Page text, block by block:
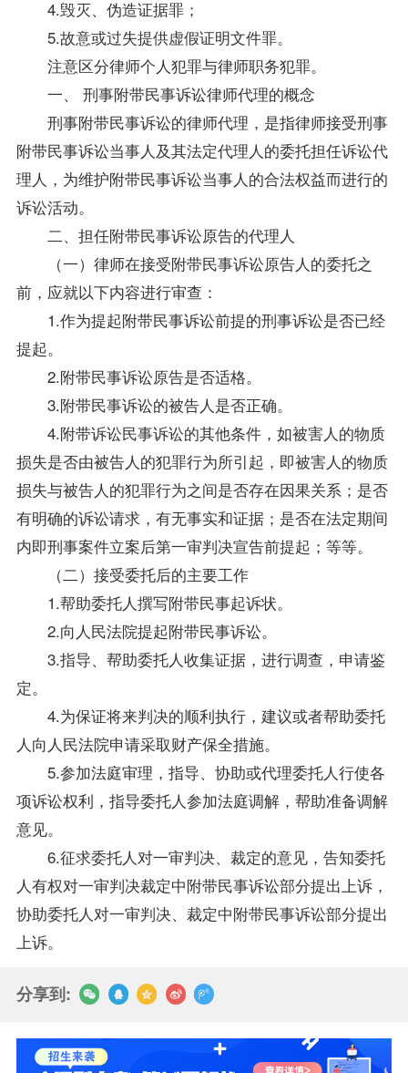
4.毁灭、伪造证据罪；
5.故意或过失提供虚假证明文件罪。
注意区分律师个人犯罪与律师职务犯罪。
一、 刑事附带民事诉讼律师代理的概念
刑事附带民事诉讼的律师代理，是指律师接受刑事
附带民事诉讼当事人及其法定代理人的委托担任诉讼代
理人，为维护附带民事诉讼当事人的合法权益而进行的
诉讼活动。
二、担任附带民事诉讼原告的代理人
（一）律师在接受附带民事诉讼原告人的委托之
前，应就以下内容进行审查：
1.作为提起附带民事诉讼前提的刑事诉讼是否已经
提起。
2.附带民事诉讼原告是否适格。
3.附带民事诉讼的被告人是否正确。
4.附带诉讼民事诉讼的其他条件，如被害人的物质
损失是否由被告人的犯罪行为所引起，即被害人的物质
损失与被告人的犯罪行为之间是否存在因果关系；是否
有明确的诉讼请求，有无事实和证据；是否在法定期间
内即刑事案件立案后第一审判决宣告前提起；等等。
（二）接受委托后的主要工作
1.帮助委托人撰写附带民事起诉状。
2.向人民法院提起附带民事诉讼。
3.指导、帮助委托人收集证据，进行调查，申请鉴
定。
4.为保证将来判决的顺利执行，建议或者帮助委托
人向人民法院申请采取财产保全措施。
5.参加法庭审理， 指导、协助或代理委托人行使各
项诉讼权利， 指导委托人参加法庭调解，帮助准备调解
意见。
6.征求委托人对一审判决、裁定的意见，告知委托
人有权对一审判决裁定中附带民事诉讼部分提出上诉，
协助委托人对一审判决、裁定中附带民事诉讼部分提出
上诉。
分享到: